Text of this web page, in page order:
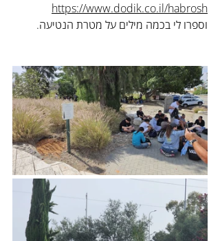
https://www.dodik.co.il/habrosh
וספרו לי בכמה מילים על מטרת הנטיעה.